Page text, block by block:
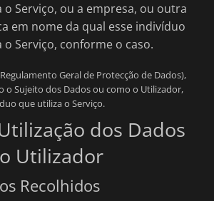
o Serviço, ou a empresa, ou outra
em nome da qual esse indivíduo
Serviço, conforme o caso.
Geral de Protecção de Dados),
o Sujeito dos Dados ou como o Utilizador,
que utiliza o Serviço.
dos Dados
Utilizador
Recolhidos